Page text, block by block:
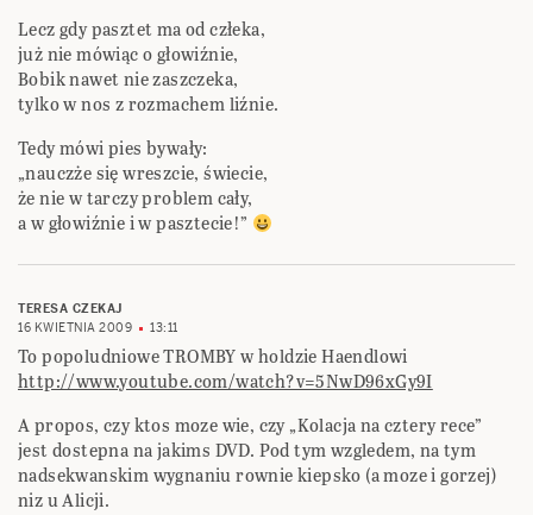
Lecz gdy pasztet ma od człeka,
już nie mówiąc o głowiźnie,
Bobik nawet nie zaszczeka,
tylko w nos z rozmachem liźnie.
Tedy mówi pies bywały:
„nauczże się wreszcie, świecie,
że nie w tarczy problem cały,
a w głowiźnie i w pasztecie!”
TERESA CZEKAJ
16 KWIETNIA 2009
13:11
To popoludniowe TROMBY w holdzie Haendlowi
http://www.youtube.com/watch?v=5NwD96xGy9I
A propos, czy ktos moze wie, czy „Kolacja na cztery rece”
jest dostepna na jakims DVD. Pod tym wzgledem, na tym
nadsekwanskim wygnaniu rownie kiepsko (a moze i gorzej)
niz u Alicji.